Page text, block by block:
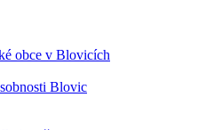
obce v Blovicích
Blovic